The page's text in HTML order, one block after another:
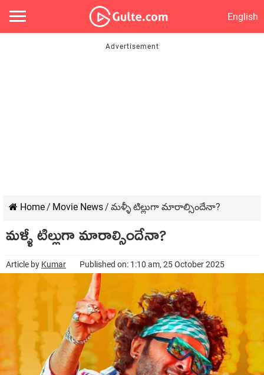
English
Home/ Movie News/ మళ్ళీ టిల్లుగా మారాల్సిందేనా?
మళ్ళీ టిల్లుగా మారాల్సిందేనా?
Article by Kumar Published on: 1:10 am, 25 October 2025